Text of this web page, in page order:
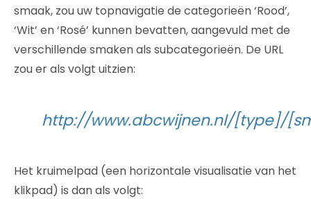
smaak, zou uw topnavigatie de categorieën ‘Rood’,
‘Wit’ en ‘Rosé’ kunnen bevatten, aangevuld met de
verschillende smaken als subcategorieën. De URL
zou er als volgt uitzien:
http://www.abcwijnen.nl/[type]/
Het kruimelpad (een horizontale visualisatie van het
klikpad) is dan als volgt: